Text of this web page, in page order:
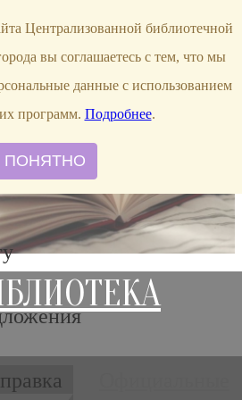
Централизованной библиотечной
вы соглашаетесь с тем, что мы
данные с использованием
программ. Подробнее.
ПОНЯТНО